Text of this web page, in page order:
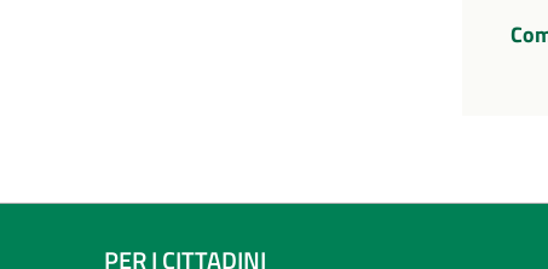
PER I CITTADINI